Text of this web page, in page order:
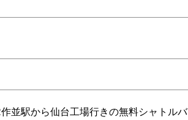
並駅から仙台工場行きの無料シャトルバ